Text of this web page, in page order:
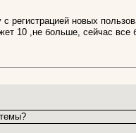
новых
10 ,не больше, сейчас